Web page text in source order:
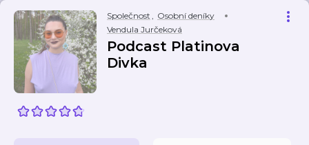
Společnost , Osobní deníky
Vendula Jurčeková
Podcast Platinova
Divka